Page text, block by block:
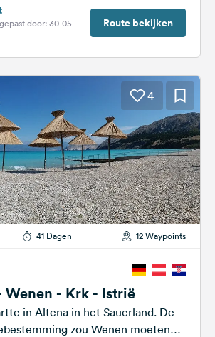
door: 30-05-
Route bekijken
4
41 Dagen 12 Waypoints
Wenen - Krk - Istrië
in Altena in het Sauerland. De
zou Wenen moeten